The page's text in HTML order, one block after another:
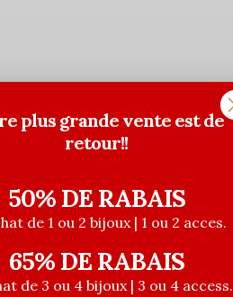
plus grande vente est de
retour!!
50% DE RABAIS
de 1 ou 2 bijoux | 1 ou 2 acces.
65% DE RABAIS
de 3 ou 4 bijoux | 3 ou 4 access.